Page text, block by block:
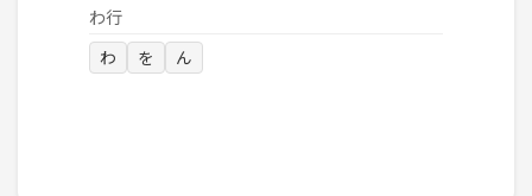
わ行
わ を ん